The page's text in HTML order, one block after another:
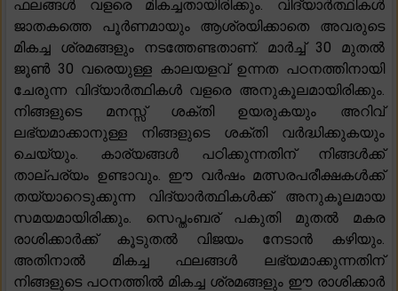
ഫലങ്ങൾ വളരെ മികച്ചതായിരിക്കും. വിദ്യാർത്ഥികൾ
ജാതകത്തെ പൂർണമായും ആശ്രയിക്കാതെ അവരുടെ
മികച്ച ശ്രമങ്ങളും നടത്തേണ്ടതാണ്. മാർച്ച് 30 മുതൽ
ജൂൺ 30 വരെയുള്ള കാലയളവ് ഉന്നത പഠനത്തിനായി
ചേരുന്ന വിദ്യാർത്ഥികൾ വളരെ അനുകൂലമായിരിക്കും.
നിങ്ങളുടെ മനസ്സ് ശക്തി ഉയരുകയും അറിവ്
ലഭ്യമാക്കാനുള്ള നിങ്ങളുടെ ശക്തി വർദ്ധിക്കുകയും
ചെയ്യും. കാര്യങ്ങൾ പഠിക്കുന്നതിന് നിങ്ങൾക്ക്
താല്പര്യം ഉണ്ടാവും. ഈ വർഷം മത്സരപരീക്ഷകൾക്ക്
തയ്യാറെടുക്കുന്ന വിദ്യാർത്ഥികൾക്ക് അനുകൂലമായ
സമയമായിരിക്കും. സെപ്തംബര് പകുതി മുതൽ മകര
രാശിക്കാർക്ക് കൂടുതൽ വിജയം നേടാൻ കഴിയും.
അതിനാൽ മികച്ച ഫലങ്ങൾ ലഭ്യമാക്കുന്നതിന്
നിങ്ങളുടെ പഠനത്തിൽ മികച്ച ശ്രമങ്ങളും ഈ രാശിക്കാർ